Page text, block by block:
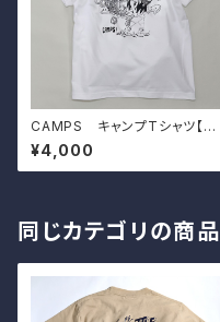
CAMPS キャンプTシャツ【リ
アルオフローダー】
¥4,000
同じカテゴリの商品